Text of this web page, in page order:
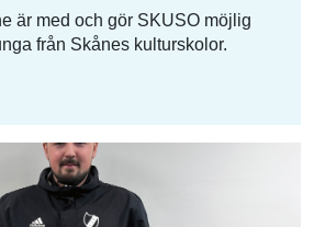
är med och gör SKUSO möjlig
från Skånes kulturskolor.